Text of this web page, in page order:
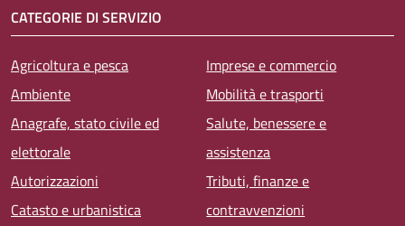
CATEGORIE DI SERVIZIO
Agricoltura e pesca
Ambiente
Anagrafe, stato civile ed
elettorale
Autorizzazioni
Catasto e urbanistica
Imprese e commercio
Mobilità e trasporti
Salute, benessere e
assistenza
Tributi, finanze e
contravvenzioni